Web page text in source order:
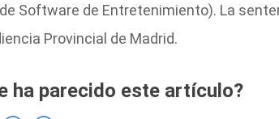
Software de Entretenimiento). La
Provincial de Madrid.
ha parecido este artículo?